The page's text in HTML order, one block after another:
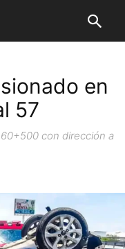
en
57
con dirección a